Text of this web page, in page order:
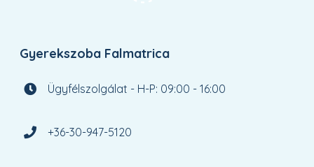
Gyerekszoba Falmatrica
Ügyfélszolgálat - H-P: 09:00 - 16:00
+36-30-947-5120